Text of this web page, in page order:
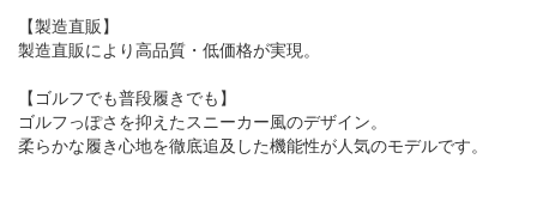
【製造直販】
製造直販により高品質・低価格が実現。
【ゴルフでも普段履きでも】
ゴルフっぽさを抑えたスニーカー風のデザイン。
柔らかな履き心地を徹底追及した機能性が人気のモデルです。